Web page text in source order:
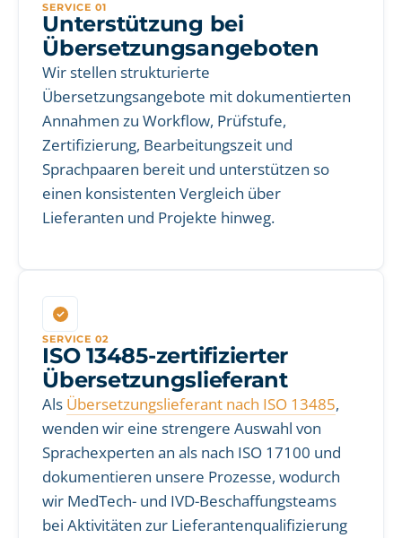
SERVICE 01
Unterstützung bei
Übersetzungsangeboten
Wir stellen strukturierte
Übersetzungsangebote mit dokumentierten
Annahmen zu Workflow, Prüfstufe,
Zertifizierung, Bearbeitungszeit und
Sprachpaaren bereit und unterstützen so
einen konsistenten Vergleich über
Lieferanten und Projekte hinweg.
SERVICE 02
ISO 13485-zertifizierter
Übersetzungslieferant
Als Übersetzungslieferant nach ISO 13485,
wenden wir eine strengere Auswahl von
Sprachexperten an als nach ISO 17100 und
dokumentieren unsere Prozesse, wodurch
wir MedTech- und IVD-Beschaffungsteams
bei Aktivitäten zur Lieferantenqualifizierung